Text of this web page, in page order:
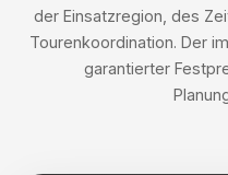
der Einsatzregion, des
Tourenkoordination. Der
garantierter